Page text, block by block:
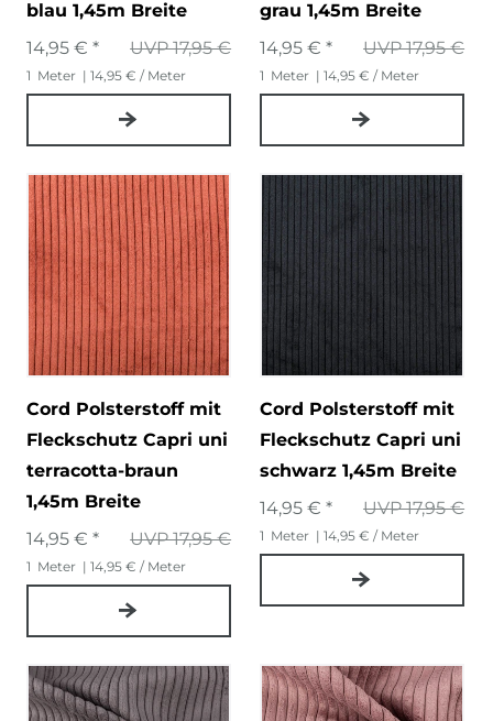
blau 1,45m Breite
UVP 17,95 €
14,95 € *
1 Meter | 14,95 € / Meter
grau 1,45m Breite
UVP 17,95 €
14,95 € *
1 Meter | 14,95 € / Meter
Cord Polsterstoff mit
Fleckschutz Capri uni
terracotta-braun
1,45m Breite
UVP 17,95 €
14,95 € *
1 Meter | 14,95 € / Meter
Cord Polsterstoff mit
Fleckschutz Capri uni
schwarz 1,45m Breite
UVP 17,95 €
14,95 € *
1 Meter | 14,95 € / Meter